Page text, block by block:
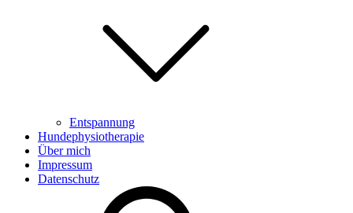
Entspannung
Hundephysiotherapie
Über mich
Impressum
Datenschutz